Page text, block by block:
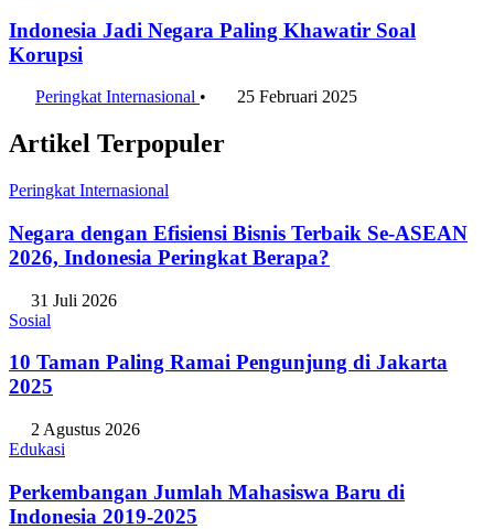
Indonesia Jadi Negara Paling Khawatir Soal
Korupsi
Peringkat Internasional • 25 Februari 2025
Artikel Terpopuler
Peringkat Internasional
Negara dengan Efisiensi Bisnis Terbaik Se-ASEAN
2026, Indonesia Peringkat Berapa?
31 Juli 2026
Sosial
10 Taman Paling Ramai Pengunjung di Jakarta
2025
2 Agustus 2026
Edukasi
Perkembangan Jumlah Mahasiswa Baru di
Indonesia 2019-2025